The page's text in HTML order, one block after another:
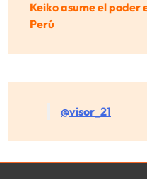
Keiko asume el poder
Perú
@visor_21